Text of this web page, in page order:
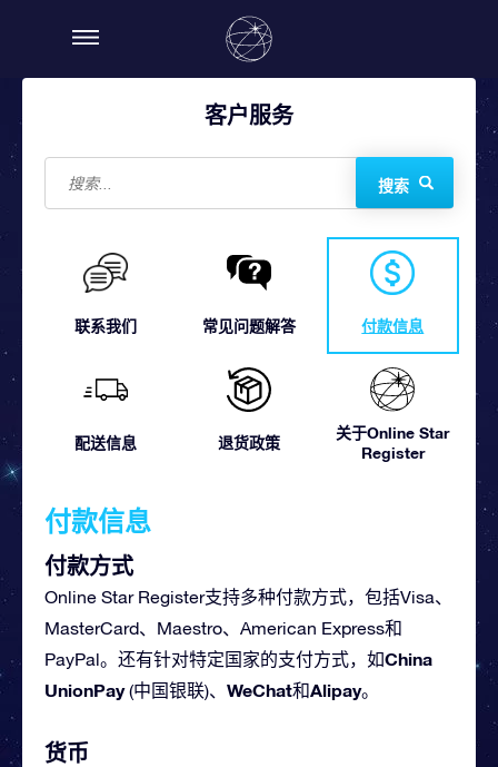
客户服务
搜索
联系我们 常见问题解答 付款信息
配送信息 退货政策
关于Online Star
Register
付款信息
付款方式
Online Star Register支持多种付款方式，包括Visa、
MasterCard、Maestro、American Express和
PayPal。还有针对特定国家的支付方式，如China
UnionPay(中国银联)、 WeChat和Alipay。
货币